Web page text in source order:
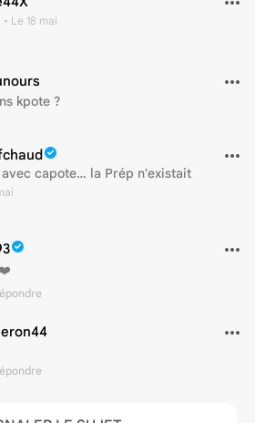
• Le 18 mai
kpote ?
capote… la Prép n'existait